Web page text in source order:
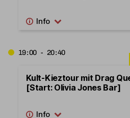
19:00 - 20:40
Kult-Kieztour mit Drag
[Start: Olivia Jones Bar]